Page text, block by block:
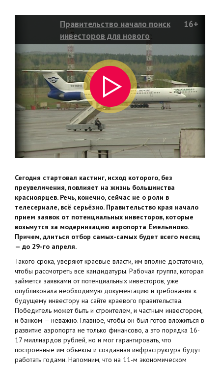
Правительство начало поиск
инвесторов для нового
аэропорта
16+
Сегодня стартовал кастинг, исход которого, без
преувеличения, повлияет на жизнь большинства
красноярцев. Речь, конечно, сейчас не о роли в
телесериале, всё серьёзно. Правительство края начало
прием заявок от потенциальных инвесторов, которые
возьмутся за модернизацию аэропорта Емельяново.
Причем, длиться отбор самых-самых будет всего месяц
— до 29-го апреля.
Такого срока, уверяют краевые власти, им вполне достаточно,
чтобы рассмотреть все кандидатуры. Рабочая группа, которая
займется заявками от потенциальных инвесторов, уже
опубликовала необходимую документацию и требования к
будущему инвестору на сайте краевого правительства.
Победитель может быть и строителем, и частным инвестором,
и банком — неважно. Главное, чтобы он был готов вложиться в
развитие аэропорта не только финансово, а это порядка 16-
17 миллиардов рублей, но и мог гарантировать, что
построенные им объекты и созданная инфраструктура будут
работать годами. Напомним, что на 11-м экономическом